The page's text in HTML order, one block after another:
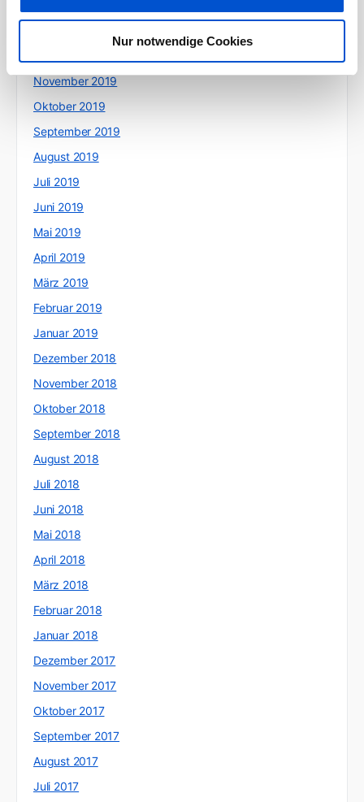
Nur notwendige Cookies
November 2019
Oktober 2019
September 2019
August 2019
Juli 2019
Juni 2019
Mai 2019
April 2019
März 2019
Februar 2019
Januar 2019
Dezember 2018
November 2018
Oktober 2018
September 2018
August 2018
Juli 2018
Juni 2018
Mai 2018
April 2018
März 2018
Februar 2018
Januar 2018
Dezember 2017
November 2017
Oktober 2017
September 2017
August 2017
Juli 2017